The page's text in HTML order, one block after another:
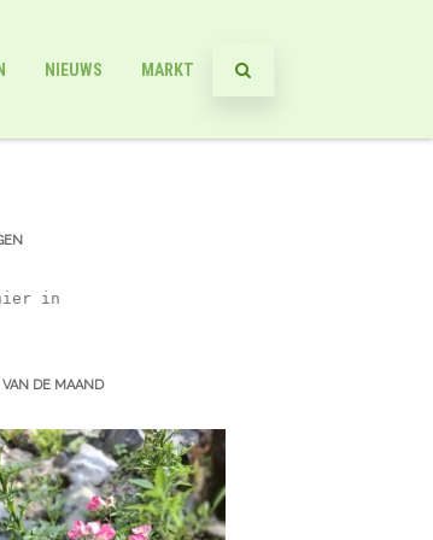
NIEUWS MARKT
in
DE MAAND